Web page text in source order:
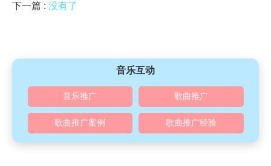
下一篇 : 没有了
音乐互动
音乐推广 歌曲推广
歌曲推广案例 歌曲推广经验